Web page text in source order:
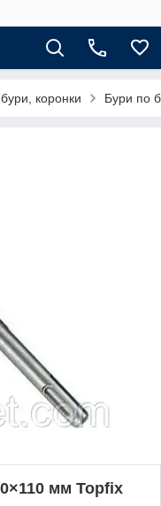
коронки Бури по
мм Topfix